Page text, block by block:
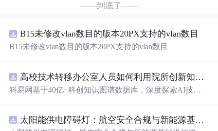
——到底了——
B15未修改vlan数目的版本20PX支持的vlan数目
B15未修改vlan数目的版本20PX支持的vlan数目
高校技术转移办公室人员如何利用院所创新知识图谱发现技术转化瓶颈？.docx
科易网基于40亿+科创知识图谱数据库，深度探索AI技术
新领域的AI+数智化解决方案，推动科技创新与产业创新太阳能供电障碍灯：航空安全合规与新能源基础设施建设驱动的离网照明市场.docx